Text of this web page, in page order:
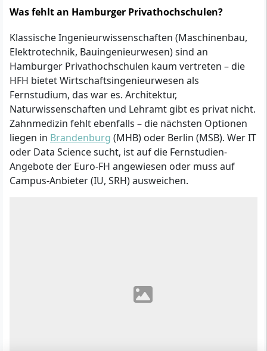
Was fehlt an Hamburger Privathochschulen?
Klassische Ingenieurwissenschaften (Maschinenbau,
Elektrotechnik, Bauingenieurwesen) sind an
Hamburger Privathochschulen kaum vertreten – die
HFH bietet Wirtschaftsingenieurwesen als
Fernstudium, das war es. Architektur,
Naturwissenschaften und Lehramt gibt es privat nicht.
Zahnmedizin fehlt ebenfalls – die nächsten Optionen
liegen in Brandenburg (MHB) oder Berlin (MSB). Wer IT
oder Data Science sucht, ist auf die Fernstudien-
Angebote der Euro-FH angewiesen oder muss auf
Campus-Anbieter (IU, SRH) ausweichen.